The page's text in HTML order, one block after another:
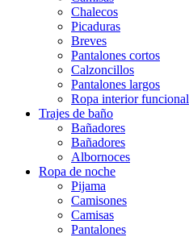
Chalecos
Picaduras
Breves
Pantalones cortos
Calzoncillos
Pantalones largos
Ropa interior funcional
Trajes de baño
Bañadores
Bañadores
Albornoces
Ropa de noche
Pijama
Camisones
Camisas
Pantalones